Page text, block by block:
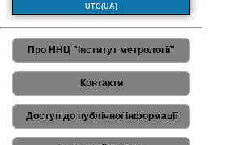
UTC(UA)
Про ННЦ "Інститут метрології"
Контакти
Доступ до публічної інформації